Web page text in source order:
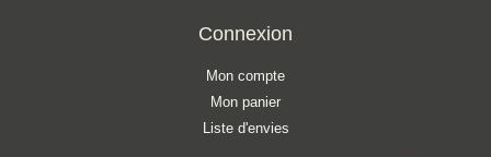
Connexion
Mon compte
Mon panier
Liste d'envies